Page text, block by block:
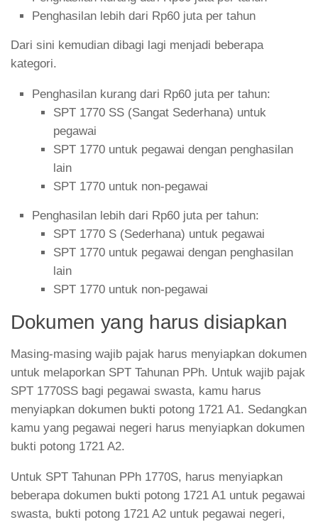
Penghasilan lebih dari Rp60 juta per tahun
Dari sini kemudian dibagi lagi menjadi beberapa
kategori.
Penghasilan kurang dari Rp60 juta per tahun:
SPT 1770 SS (Sangat Sederhana) untuk
pegawai
SPT 1770 untuk pegawai dengan penghasilan
lain
SPT 1770 untuk non-pegawai
Penghasilan lebih dari Rp60 juta per tahun:
SPT 1770 S (Sederhana) untuk pegawai
SPT 1770 untuk pegawai dengan penghasilan
lain
SPT 1770 untuk non-pegawai
Dokumen yang harus disiapkan
Masing-masing wajib pajak harus menyiapkan dokumen
untuk melaporkan SPT Tahunan PPh. Untuk wajib pajak
SPT 1770SS bagi pegawai swasta, kamu harus
menyiapkan dokumen bukti potong 1721 A1. Sedangkan
kamu yang pegawai negeri harus menyiapkan dokumen
bukti potong 1721 A2.
Untuk SPT Tahunan PPh 1770S, harus menyiapkan
beberapa dokumen bukti potong 1721 A1 untuk pegawai
swasta, bukti potong 1721 A2 untuk pegawai negeri,